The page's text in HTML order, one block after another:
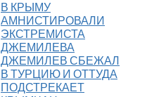
В КРЫМУ
АМНИСТИРОВАЛИ
ЭКСТРЕМИСТА
ДЖЕМИЛЕВА
ДЖЕМИЛЕВ СБЕЖАЛ
В ТУРЦИЮ И ОТТУДА
ПОДСТРЕКАЕТ